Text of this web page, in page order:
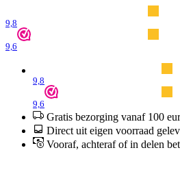
9,8
9,6
9,8
9,6
Gratis bezorging vanaf 100
Direct uit eigen voorraad
Vooraf, achteraf of in delen